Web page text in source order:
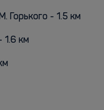
Горького - 1.5 км
1.6 км